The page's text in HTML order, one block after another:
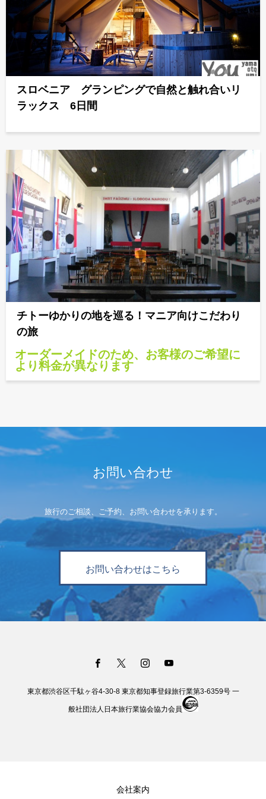
スロベニア グランピングで自然と触れ合いリ
ラックス 6日間
チトーゆかりの地を巡る！マニア向けこだわり
の旅
オーダーメイドのため、お客様のご希望に
より料金が異なります
お問い合わせ
旅行のご相談、ご予約、お問い合わせを承ります。
お問い合わせはこちら
東京都渋谷区千駄ヶ谷4-30-8 東京都知事登録旅行業第3-6359号 一
般社団法人日本旅行業協会協力会員
会社案内